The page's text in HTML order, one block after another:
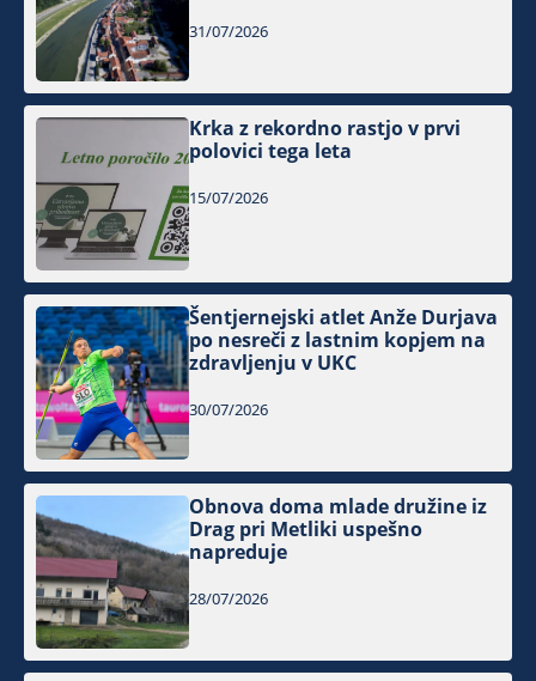
31/07/2026
Krka z rekordno rastjo v prvi
polovici tega leta
15/07/2026
Šentjernejski atlet Anže Durjava
po nesreči z lastnim kopjem na
zdravljenju v UKC
30/07/2026
Obnova doma mlade družine iz
Drag pri Metliki uspešno
napreduje
28/07/2026